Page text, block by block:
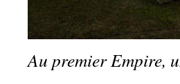
Au premier Empire,